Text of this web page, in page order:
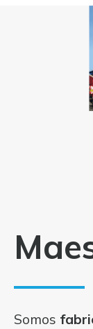
Somos